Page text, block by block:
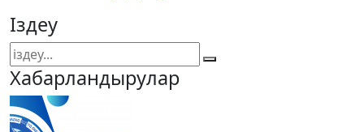
Іздеу
Хабарландырулар